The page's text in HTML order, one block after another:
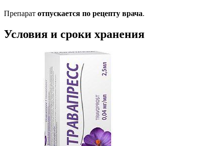
Препарат отпускается по рецепту врача.
Условия и сроки хранения